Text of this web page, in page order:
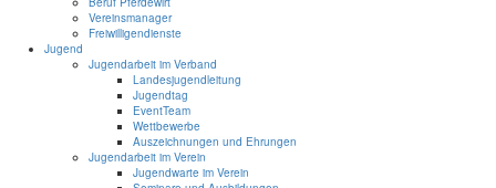
Vereinsmanager
Freiwilligendienste
Jugend
Jugendarbeit im Verband
Landesjugendleitung
Jugendtag
EventTeam
Wettbewerbe
Auszeichnungen und Ehrungen
Jugendarbeit im Verein
Jugendwarte im Verein